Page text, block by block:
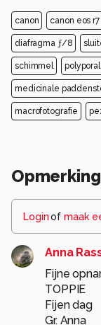
canon canon eos r7
diafragma ƒ/8
schimmel
medicinale
macrofotografie
Loginof maak
Anna
Fijne
TOPPIE
Fijen dag
Gr. Anna